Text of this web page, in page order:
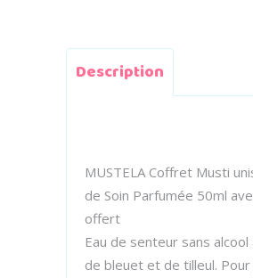
Description
MUSTELA Coffret Musti
de Soin Parfumée 50ml
offert
Eau de senteur sans alcool
de bleuet et de tilleul.